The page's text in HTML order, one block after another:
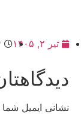
تیر ۲, ۱۴۰۵
نشانی ایمیل